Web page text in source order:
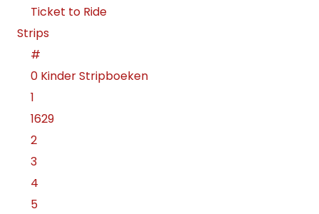
Ticket to Ride
Strips
#
0 Kinder Stripboeken
1
1629
2
3
4
5